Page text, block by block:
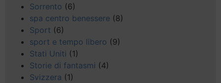
Sorrento (6)
spa centro benessere (8)
Sport (6)
sport e tempo libero (9)
Stati Uniti (1)
Storie di fantasmi (4)
Svizzera (1)